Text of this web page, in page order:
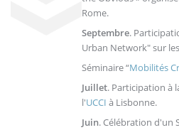
Rome.
Septembre.
Urban Network" sur les
Séminaire “Mobilités
Juillet. Participation à
l'UCCI à Lisbonne.
Juin. Célébration d'un